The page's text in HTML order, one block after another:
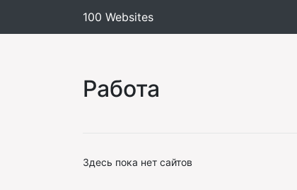
100 Websites
Работа
Здесь пока нет сайтов